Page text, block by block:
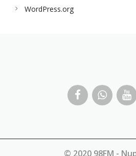
WordPress.org
© 2020 98FM -